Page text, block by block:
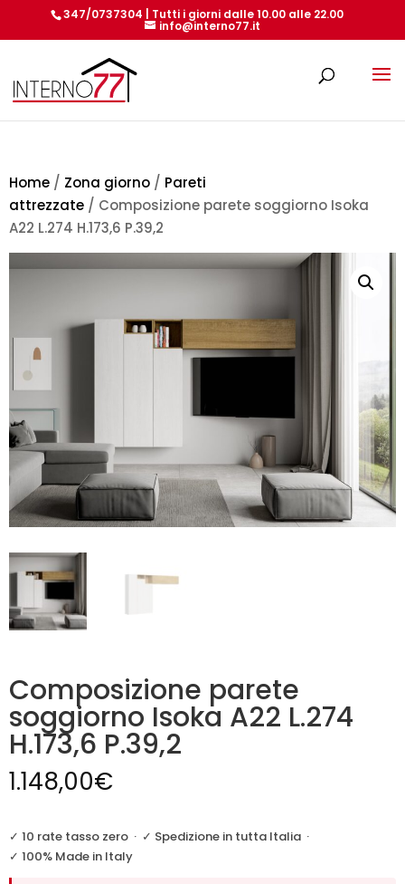
347/0737304 | Tutti i giorni dalle 10.00 alle 22.00
info@interno77.it
Home / Zona giorno / Pareti
attrezzate / Composizione parete soggiorno Isoka
A22 L.274 H.173,6 P.39,2
Composizione parete
soggiorno Isoka A22 L.274
H.173,6 P.39,2
1.148,00€
✓ 10 rate tasso zero · ✓ Spedizione in tutta Italia ·
✓ 100% Made in Italy